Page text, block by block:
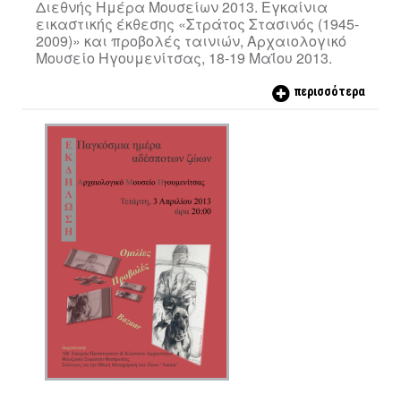
Διεθνής Ημέρα Μουσείων 2013. Εγκαίνια
εικαστικής έκθεσης «Στράτος Στασινός (1945-
2009)» και προβολές ταινιών, Αρχαιολογικό
Μουσείο Ηγουμενίτσας, 18-19 Μαΐου 2013.
περισσότερα